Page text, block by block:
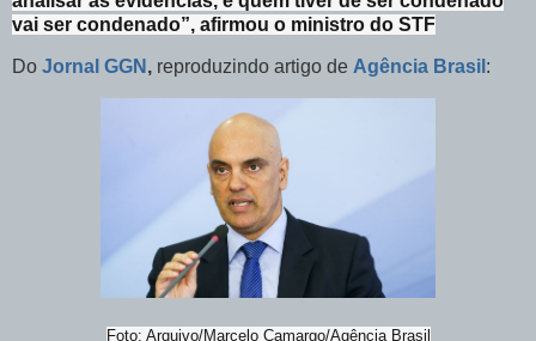
vai ser condenado”, afirmou o ministro do STF
Do Jornal GGN , reproduzindo artigo de Agência Brasil :
Foto: Arquivo/Marcelo Camargo/Agência Brasil